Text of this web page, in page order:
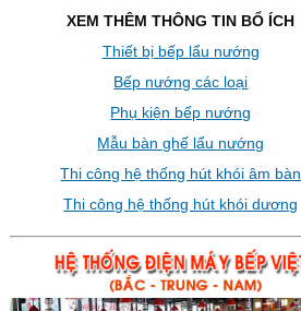
XEM THÊM THÔNG TIN BỔ ÍCH
Thiết bị bếp lẩu nướng
Bếp nướng các loại
Phụ kiện bếp nướng
Mẫu bàn ghế lẩu nướng
Thi công hệ thống hút khói âm bàn
Thi công hệ thống hút khói dương